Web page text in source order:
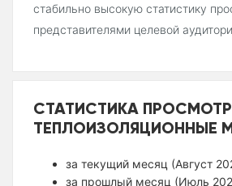
стабильно высокую статистику
представителями целевой
СТАТИСТИКА
ТЕПЛОИЗОЛЯЦИОННЫЕ
за текущий месяц (Август
за прошлый месяц (Июль